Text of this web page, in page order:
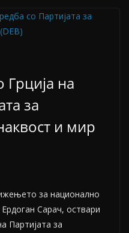
Грција на
за
и мир
за национално
Сарач, оствари
Партијата за